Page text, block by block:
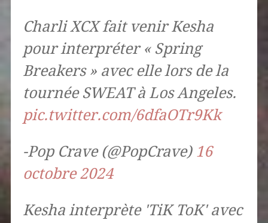
Charli XCX fait venir Kesha
pour interpréter « Spring
Breakers » avec elle lors de la
tournée SWEAT à Los Angeles.
pic.twitter.com/6dfaOTr9Kk
-Pop Crave (@PopCrave) 16
octobre 2024
Kesha interprète 'TiK ToK' avec